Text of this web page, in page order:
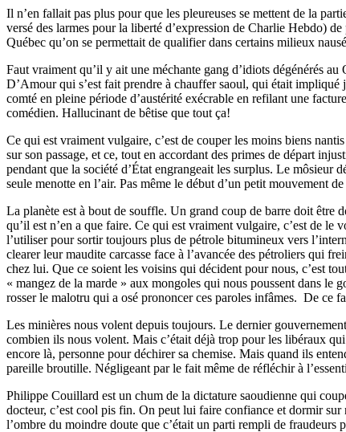
Il n’en fallait pas plus pour que les pleureuses se mettent de la
versé des larmes pour la liberté d’expression de Charlie Hebdo)
Québec qu’on se permettait de qualifier dans certains milieux
Faut vraiment qu’il y ait une méchante gang d’idiots dégénérés
D’Amour qui s’est fait prendre à chauffer saoul, qui était
comté en pleine période d’austérité exécrable en refilant une
comédien. Hallucinant de bêtise que tout ça!
Ce qui est vraiment vulgaire, c’est de couper les moins biens
sur son passage, et ce, tout en accordant des primes de départ
pendant que la société d’État engrangeait les surplus. Le môsieur
seule menotte en l’air. Pas même le début d’un petit mouvement
La planète est à bout de souffle. Un grand coup de barre doit être
qu’il est n’en a que faire. Ce qui est vraiment vulgaire, c’est de
l’utiliser pour sortir toujours plus de pétrole bitumineux vers
clearer leur maudite carcasse face à l’avancée des pétroliers qui
chez lui. Que ce soient les voisins qui décident pour nous, c’est
« mangez de la marde » aux mongoles qui nous poussent dans le
rosser le malotru qui a osé prononcer ces paroles infâmes. De
Les minières nous volent depuis toujours. Le dernier
combien ils nous volent. Mais c’était déjà trop pour les libéraux
encore là, personne pour déchirer sa chemise. Mais quand ils
pareille broutille. Négligeant par le fait même de réfléchir à
Philippe Couillard est un chum de la dictature saoudienne qui
docteur, c’est cool pis fin. On peut lui faire confiance et dormir
l’ombre du moindre doute que c’était un parti rempli de fraudeurs